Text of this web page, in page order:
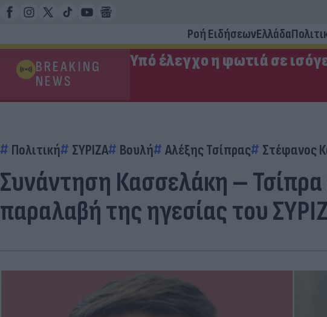
Ροή ΕιδήσεωνΕλλάδα
BREAKING
NEWS
Υπό έλεγχο η φωτιά σε
Πολιτική ΣΥΡΙΖΑ Βουλή Αλέξης Τσίπρας Στέφανος
Συνάντηση Κασσελάκη –
παραλαβή της ηγεσίας του